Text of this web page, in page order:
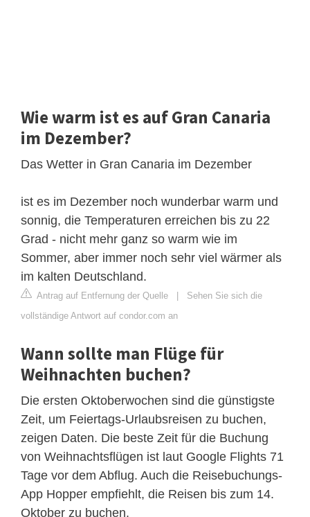
Wie warm ist es auf Gran Canaria
im Dezember?
Das Wetter in Gran Canaria im Dezember
ist es im Dezember noch wunderbar warm und
sonnig, die Temperaturen erreichen bis zu 22
Grad - nicht mehr ganz so warm wie im
Sommer, aber immer noch sehr viel wärmer als
im kalten Deutschland.
Antrag auf Entfernung der Quelle | Sehen Sie sich die
vollständige Antwort auf condor.com an
Wann sollte man Flüge für
Weihnachten buchen?
Die ersten Oktoberwochen sind die günstigste
Zeit, um Feiertags-Urlaubsreisen zu buchen,
zeigen Daten. Die beste Zeit für die Buchung
von Weihnachtsflügen ist laut Google Flights 71
Tage vor dem Abflug. Auch die Reisebuchungs-
App Hopper empfiehlt, die Reisen bis zum 14.
Oktober zu buchen.